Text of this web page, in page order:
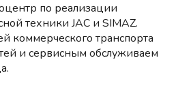
по реализации
техники JAC и SIMAZ.
коммерческого транспорта
и сервисным обслуживаем